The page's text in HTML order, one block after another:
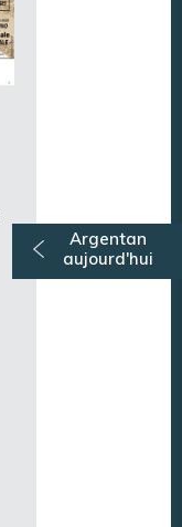
Argentan
aujourd'hui